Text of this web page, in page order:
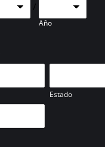
/
Año
Estado